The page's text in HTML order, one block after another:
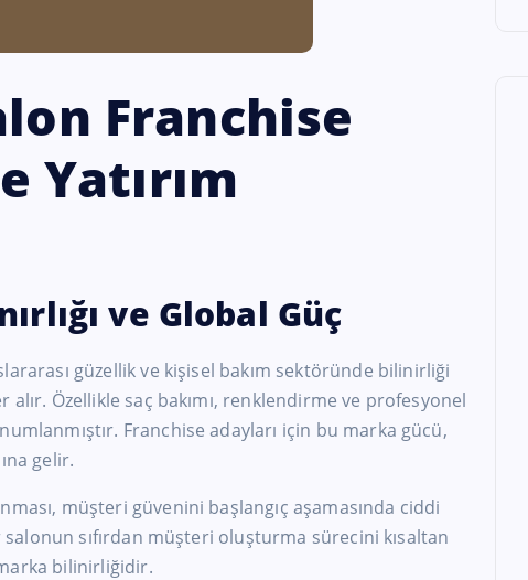
Franchise
Yatırım
ve Global Güç
güzellik ve kişisel bakım sektöründe bilinirliği
alır. Özellikle saç bakımı, renklendirme ve profesyonel
Franchise adayları için bu marka gücü,
gelir.
müşteri güvenini başlangıç aşamasında ciddi
salonun sıfırdan müşteri oluşturma sürecini kısaltan
bilinirliğidir.